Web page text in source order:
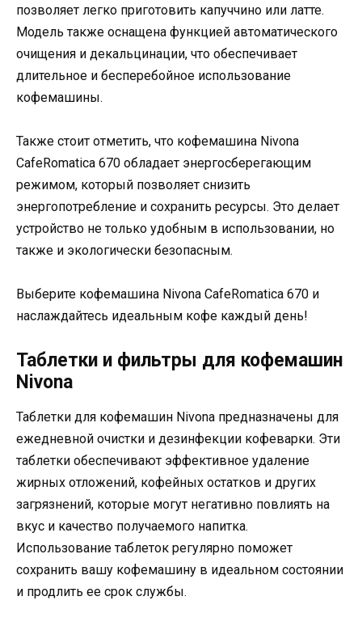
позволяет легко приготовить капуччино или латте.
Модель также оснащена функцией автоматического
очищения и декальцинации, что обеспечивает
длительное и бесперебойное использование
кофемашины.
Также стоит отметить, что кофемашина Nivona
CafeRomatica 670 обладает энергосберегающим
режимом, который позволяет снизить
энергопотребление и сохранить ресурсы. Это делает
устройство не только удобным в использовании, но
также и экологически безопасным.
Выберите кофемашина Nivona CafeRomatica 670 и
наслаждайтесь идеальным кофе каждый день!
Таблетки и фильтры для кофемашин
Nivona
Таблетки для кофемашин Nivona предназначены для
ежедневной очистки и дезинфекции кофеварки. Эти
таблетки обеспечивают эффективное удаление
жирных отложений, кофейных остатков и других
загрязнений, которые могут негативно повлиять на
вкус и качество получаемого напитка.
Использование таблеток регулярно поможет
сохранить вашу кофемашину в идеальном состоянии
и продлить ее срок службы.